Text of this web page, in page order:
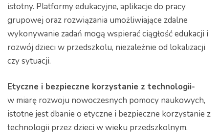
istotny. Platformy edukacyjne, aplikacje do pracy
grupowej oraz rozwiązania umożliwiające zdalne
wykonywanie zadań mogą wspierać ciągłość edukacji i
rozwój dzieci w przedszkolu, niezależnie od lokalizacji
czy sytuacji.
Etyczne i bezpieczne korzystanie z technologii-
w miarę rozwoju nowoczesnych pomocy naukowych,
istotne jest dbanie o etyczne i bezpieczne korzystanie z
technologii przez dzieci w wieku przedszkolnym.